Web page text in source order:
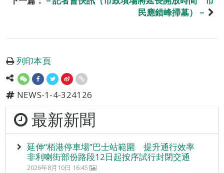
民應錯峰掃墓）－
列印本頁
NEWS-1-4-324126
最新新聞
延伸“栢港停車場”巴士站範圍 提升通行效率
非利喇街部份路段12日起按序試行封閉交通
2026年8月10日 16:45